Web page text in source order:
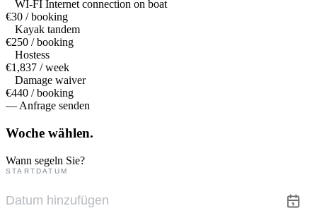
WI-FI Internet connection on boat
€30 / booking
Kayak tandem
€250 / booking
Hostess
€1,837 / week
Damage waiver
€440 / booking
— Anfrage senden
Woche wählen.
Wann segeln Sie?
STARTDATUM